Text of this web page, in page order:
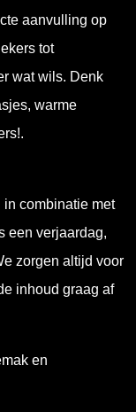
aanvulling op
tot
wat wils. Denk
warme
in combinatie met
een verjaardag,
zorgen altijd voor
inhoud graag af
en